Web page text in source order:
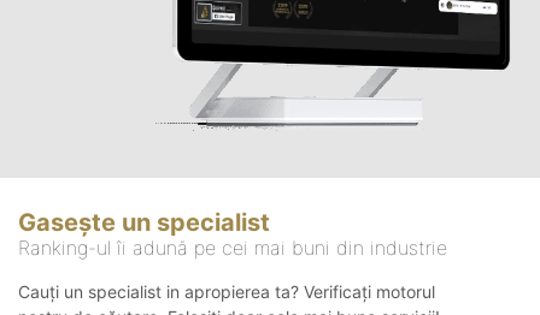
Gasește un specialist
Ranking-ul îi adună pe cei mai buni din industrie
Cauți un specialist in apropierea ta? Verificați motorul